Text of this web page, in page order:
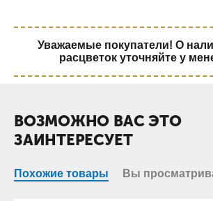
Уважаемые покупатели! О
расцветок уточняйте у
ВОЗМОЖНО ВАС ЭТО
ЗАИНТЕРЕСУЕТ
Похожие товары Вы